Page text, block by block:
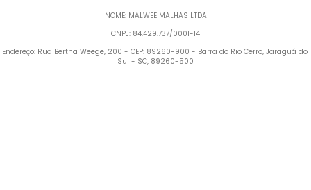
NOME: MALWEE MALHAS LTDA
CNPJ: 84.429.737/0001-14
Endereço: Rua Bertha Weege, 200 - CEP: 89260-900 - Barra do Rio Cerro, Jaraguá do
Sul - SC, 89260-500